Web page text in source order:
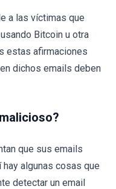
a las víctimas que
Bitcoin u otra
estas afirmaciones
dichos emails deben
que sus emails
algunas cosas que
detectar un email